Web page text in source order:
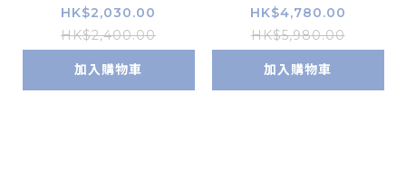
裝1【超級智能門鎖】+
Keypad Vision【Vis
ion解鎖器 -人臉/指
HK$2,030.00
HK$2,400.00
加入購物車
合: 掃地機器人+無線
手提吸塵機】
HK$4,780.00
HK$5,980.00
加入購物車